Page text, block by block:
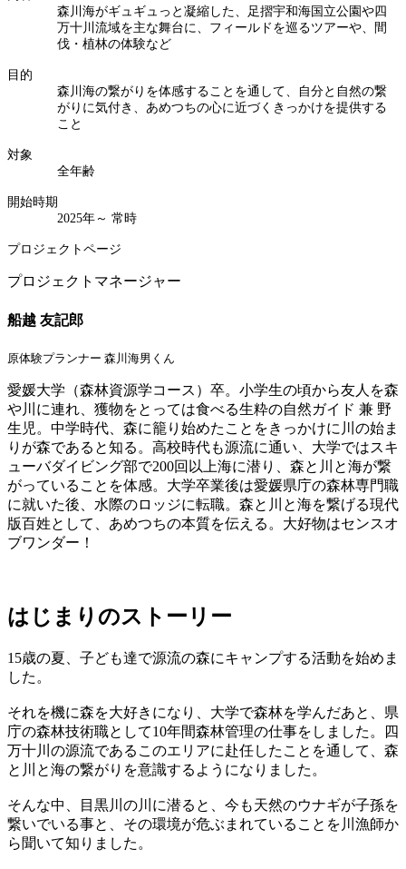
森川海がギュギュっと凝縮した、足摺宇和海国立公園や四
万十川流域を主な舞台に、フィールドを巡るツアーや、間
伐・植林の体験など
目的
森川海の繋がりを体感することを通して、自分と自然の繋
がりに気付き、あめつちの心に近づくきっかけを提供する
こと
対象
全年齢
開始時期
2025年～ 常時
プロジェクトページ
プロジェクトマネージャー
船越 友記郎
原体験プランナー 森川海男くん
愛媛大学（森林資源学コース）卒。小学生の頃から友人を森
や川に連れ、獲物をとっては食べる生粋の自然ガイド 兼 野
生児。中学時代、森に籠り始めたことをきっかけに川の始ま
りが森であると知る。高校時代も源流に通い、大学ではスキ
ューバダイビング部で200回以上海に潜り、森と川と海が繋
がっていることを体感。大学卒業後は愛媛県庁の森林専門職
に就いた後、水際のロッジに転職。森と川と海を繋げる現代
版百姓として、あめつちの本質を伝える。大好物はセンスオ
ブワンダー！
はじまりのストーリー
15歳の夏、子ども達で源流の森にキャンプする活動を始めま
した。
それを機に森を大好きになり、大学で森林を学んだあと、県
庁の森林技術職として10年間森林管理の仕事をしました。四
万十川の源流であるこのエリアに赴任したことを通して、森
と川と海の繋がりを意識するようになりました。
そんな中、目黒川の川に潜ると、今も天然のウナギが子孫を
繋いでいる事と、その環境が危ぶまれていることを川漁師か
ら聞いて知りました。